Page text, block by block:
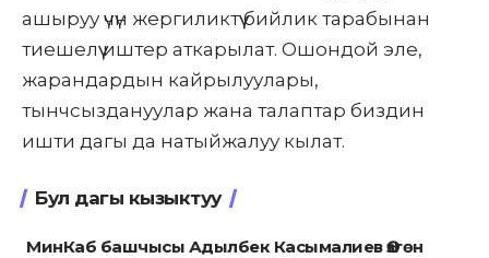
ашыруу үчүн жергиликтүү бийлик тарабынан
тиешелүү иштер аткарылат. Ошондой эле,
жарандардын кайрылуулары,
тынчсыздануулар жана талаптар биздин
ишти дагы да натыйжалуу кылат.
Бул дагы кызыктуу
МинКаб башчысы Адылбек Касымалиев Өзгөн